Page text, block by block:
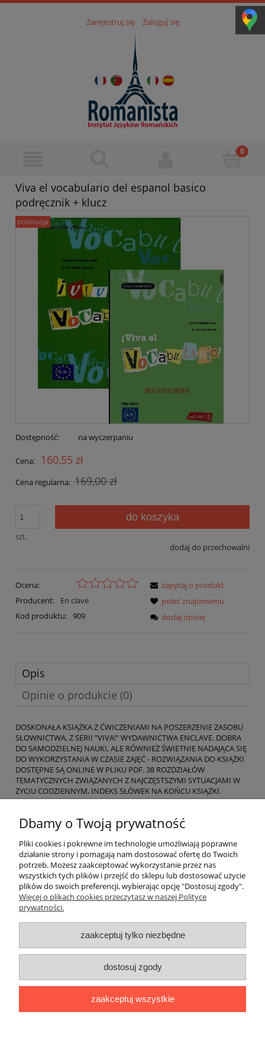
Zarejestruj się Zaloguj się
Viva el vocabulario del espanol basico
podręcznik + klucz
promocja
Dostępność: na wyczerpaniu
Cena: 160,55 zł
Cena regularna: 169,00 zł
szt.
do koszyka
dodaj do przechowalni
Ocena:
Producent:
En clave
Kod produktu: 909
zapytaj o produkt
poleć znajomemu
dodaj opinię
Opis
Opinie o produkcie (0)
DOSKONAŁA KSIĄŻKA Z ĆWICZENIAMI NA POSZERZENIE ZASOBU
SŁOWNICTWA, Z SERII "VIVA!" WYDAWNICTWA ENCLAVE. DOBRA
DO SAMODZIELNEJ NAUKI, ALE RÓWNIEŻ ŚWIETNIE NADAJĄCA SIĘ
DO WYKORZYSTANIA W CZASIE ZAJĘĆ - ROZWIĄZANIA DO KSIĄŻKI
DOSTĘPNE SĄ ONLINE W PLIKU PDF. 38 ROZDZIAŁÓW
TEMATYCZNYCH ZWIĄZANYCH Z NAJCZĘSTSZYMI SYTUACJAMI W
ŻYCIU CODZIENNYM, INDEKS SŁÓWEK NA KOŃCU KSIĄŻKI.
POZIOM PODSTAWOWY - A1-A2.
EAN: 9788496942028
O nas
Płatności i dostawa
Moje konto
"Romanista" Internetowa Księgarnia Językowa 2025
Ul. Bolesława Limanowskiego 102 lok. 45, 91-042 Łódź |
424 186|biuro@romanista.edu.pl
Dbamy o Twoją prywatność
Pliki cookies i pokrewne im technologie umożliwiają poprawne
działanie strony i pomagają nam dostosować ofertę do Twoich
potrzeb. Możesz zaakceptować wykorzystanie przez nas
wszystkich tych plików i przejść do sklepu lub dostosować użycie
plików do swoich preferencji, wybierając opcję "Dostosuj zgody".
Więcej o plikach cookies przeczytasz w naszej Polityce
prywatności.
zaakceptuj tylko niezbędne
dostosuj zgody
zaakceptuj wszystkie